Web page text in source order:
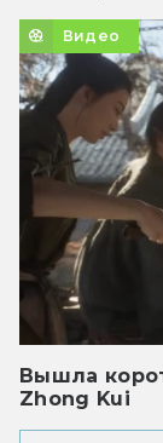
Видео
Вышла
Zhong Kui